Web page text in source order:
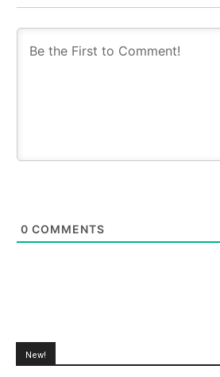
0 COMMENTS
New!